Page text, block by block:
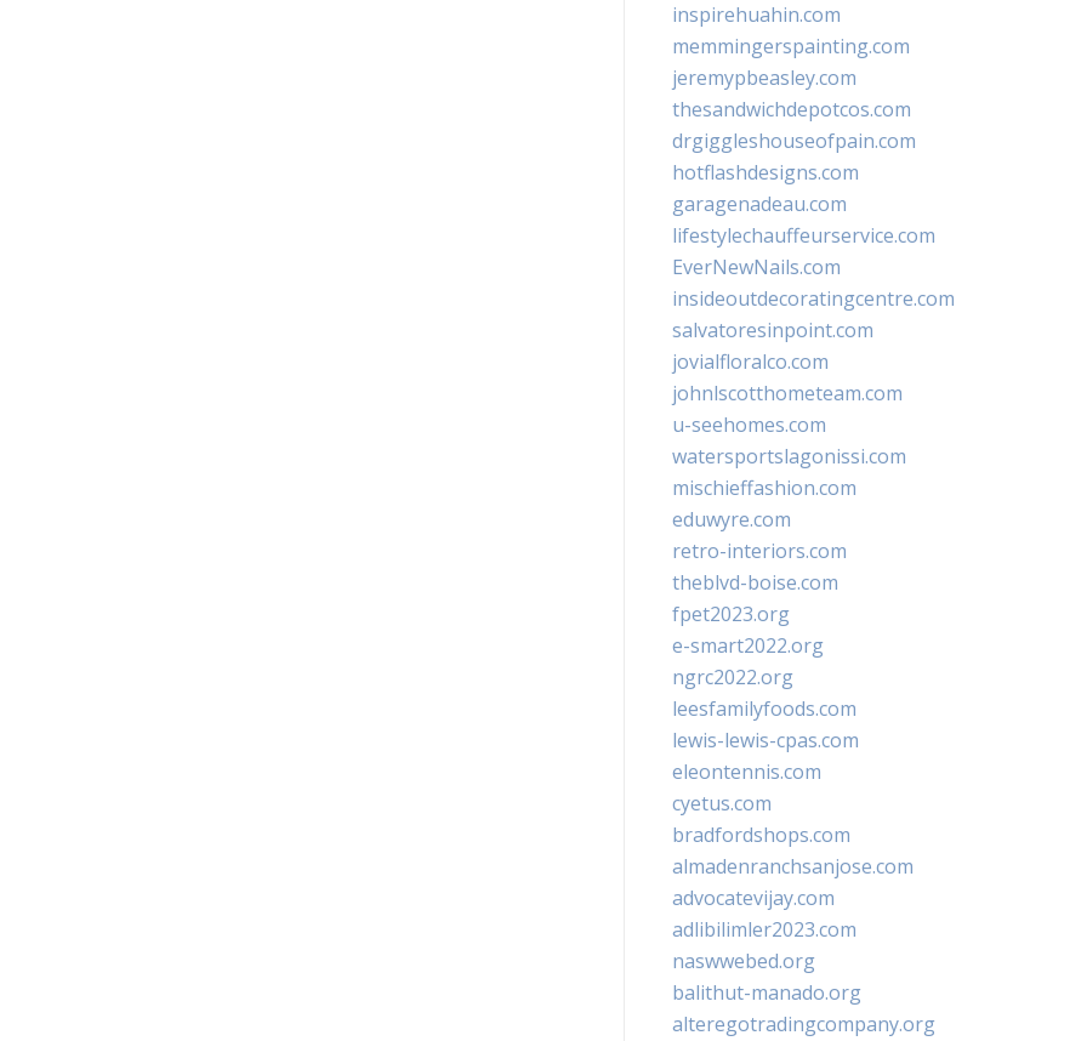
inspirehuahin.com
memmingerspainting.com
jeremypbeasley.com
thesandwichdepotcos.com
drgiggleshouseofpain.com
hotflashdesigns.com
garagenadeau.com
lifestylechauffeurservice.com
EverNewNails.com
insideoutdecoratingcentre.com
salvatoresinpoint.com
jovialfloralco.com
johnlscotthometeam.com
u-seehomes.com
watersportslagonissi.com
mischieffashion.com
eduwyre.com
retro-interiors.com
theblvd-boise.com
fpet2023.org
e-smart2022.org
ngrc2022.org
leesfamilyfoods.com
lewis-lewis-cpas.com
eleontennis.com
cyetus.com
bradfordshops.com
almadenranchsanjose.com
advocatevijay.com
adlibilimler2023.com
naswwebed.org
balithut-manado.org
alteregotradingcompany.org